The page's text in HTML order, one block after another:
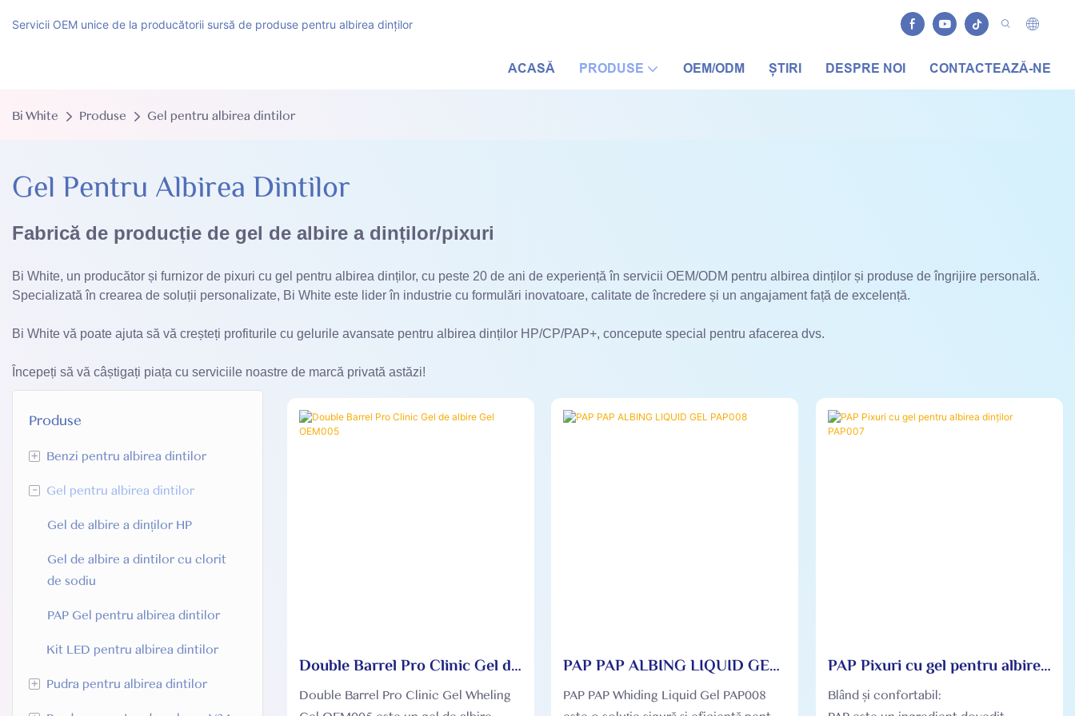
Servicii OEM unice de la producătorii sursă de produse pentru albirea dinților
ACASĂ PRODUSE OEM/ODM ȘTIRI DESPRE NOI CONTACTEAZĂ-NE
Bi White Produse Gel pentru albirea dintilor
Gel Pentru Albirea Dintilor
Fabrică de producție de gel de albire a dinților/pixuri
Bi White, un producător și furnizor de pixuri cu gel pentru albirea dinților, cu peste 20 de ani de experiență în servicii OEM/ODM pentru albirea dinților și produse de îngrijire personală.
Specializată în crearea de soluții personalizate, Bi White este lider în industrie cu formulări inovatoare, calitate de încredere și un angajament față de excelență.
Bi White vă poate ajuta să vă creșteți profiturile cu gelurile avansate pentru albirea dinților HP/CP/PAP+, concepute special pentru afacerea dvs.
Începeți să vă câștigați piața cu serviciile noastre de marcă privată astăzi!
Produse
+ Benzi pentru albirea dintilor
Benzi de albire a dinților HP
Benzi de albire a dinților SC
PAP Benzi pentru albirea dintilor
dintilor
Benzile pentru albirea dintilor de
- Gel pentru albirea dintilor
Gel de albire a dinților HP
Gel de albire a dintilor cu clorit
de sodiu
PAP Gel pentru albirea dintilor
Kit LED pentru albirea dintilor
+ Pudra pentru albirea dintilor
Double Barrel Pro Clinic Gel de
albire Gel OEM005
Double Barrel Pro Clinic Gel Wheling
PAP PAP ALBING LIQUID GEL
PAP008
PAP PAP Whiding Liquid Gel PAP008
PAP Pixuri cu gel pentru albirea
dinților PAP007
Blând și confortabil: